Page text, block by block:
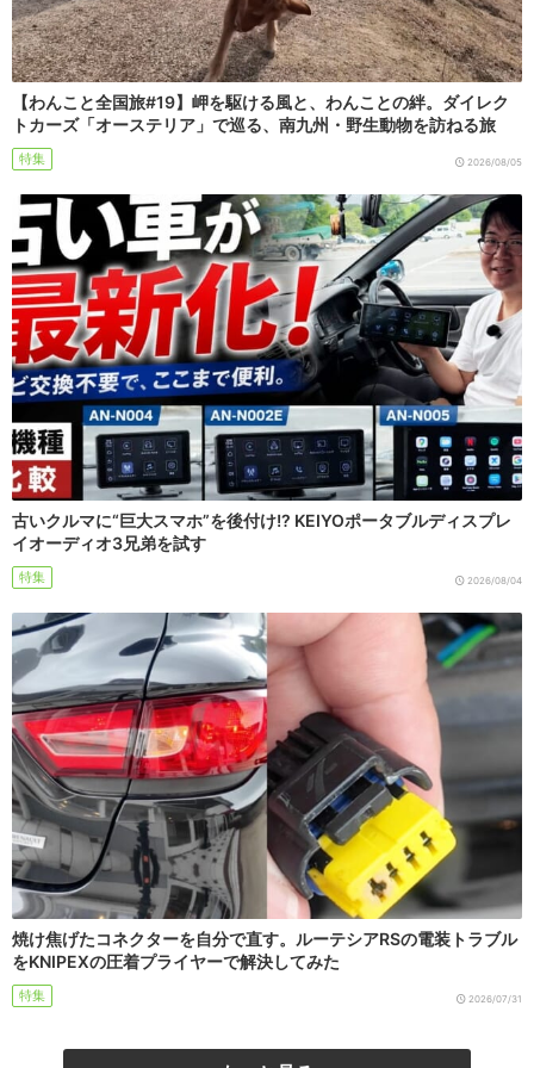
【わんこと全国旅#19】岬を駆ける風と、わんことの絆。ダイレク
トカーズ「オーステリア」で巡る、南九州・野生動物を訪ねる旅
特集 2026/08/05
古いクルマに“巨大スマホ”を後付け!? KEIYOポータブルディスプレ
イオーディオ3兄弟を試す
特集 2026/08/04
焼け焦げたコネクターを自分で直す。ルーテシアRSの電装トラブル
をKNIPEXの圧着プライヤーで解決してみた
特集 2026/07/31